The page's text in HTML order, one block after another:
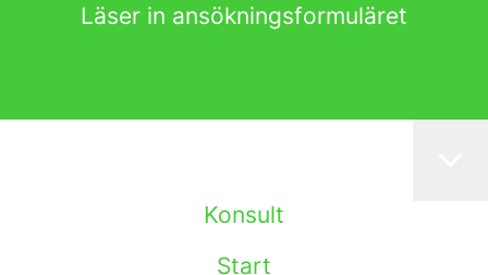
Läser in ansökningsformuläret
Konsult
Start